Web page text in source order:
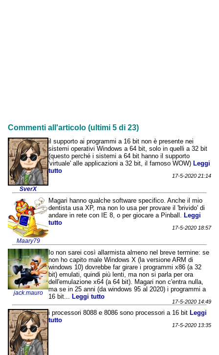
Commenti all'articolo (ultimi 5 di 23)
SverX
il supporto ai programmi a 16 bit non è presente nei
sistemi operativi Windows a 64 bit, solo in quelli a 32 bit
(questo perché i sistemi a 64 bit hanno il supporto
'virtuale' alle applicazioni a 32 bit, il famoso WOW) Leggi
tutto
17-5-2020 21:14
Maary79
Magari hanno qualche software specifico. Anche il mio
dentista usa XP, ma non lo usa per provare il 'brivido' di
andare in rete con IE 8, o per giocare a Pinball. Leggi
tutto
17-5-2020 18:57
jack.mauro
Io non sarei così allarmista almeno nel breve termine: se
non ho capito male Windows X (la versione ARM di
windows 10) dovrebbe far girare i programmi x86 (a 32
bit) emulati, quindi più lenti, ma non si parla per ora
dell'emulazione x64 (a 64 bit). Magari non c'entra nulla,
ma se in 25 anni (da windows 95 al 2020) i programmi a
16 bit... Leggi tutto
17-5-2020 14:49
i processori 8088 e 8086 sono processori a 16 bit Leggi
tutto
17-5-2020 13:35